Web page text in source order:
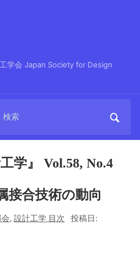
学会 Japan Society for Design
学』 Vol.58, No.4
接合技術の動向
, 設計工学 目次 投稿日: